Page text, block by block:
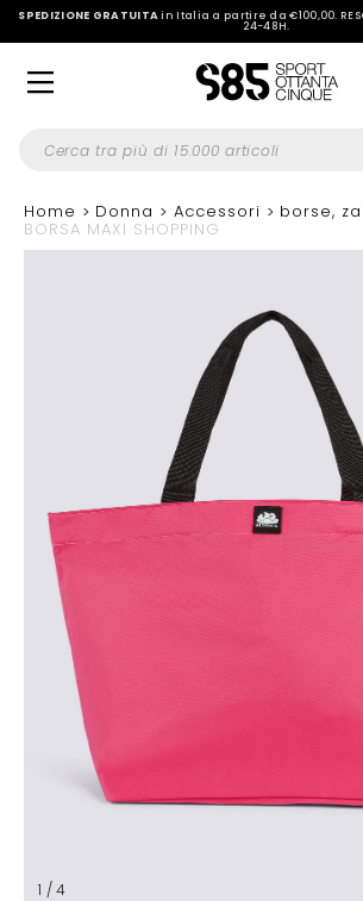
SPEDIZIONE GRATUITAin Italia a partire da €100,00.
24-48H.
Home Donna Accessori borse,
BORSA MAXI SHOPPING
1 / 4